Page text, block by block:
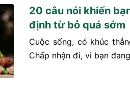
20 câu nói khiến
định từ bỏ quá sớm
Cuộc sống, có khúc
Chấp nhận đi, vì bạn